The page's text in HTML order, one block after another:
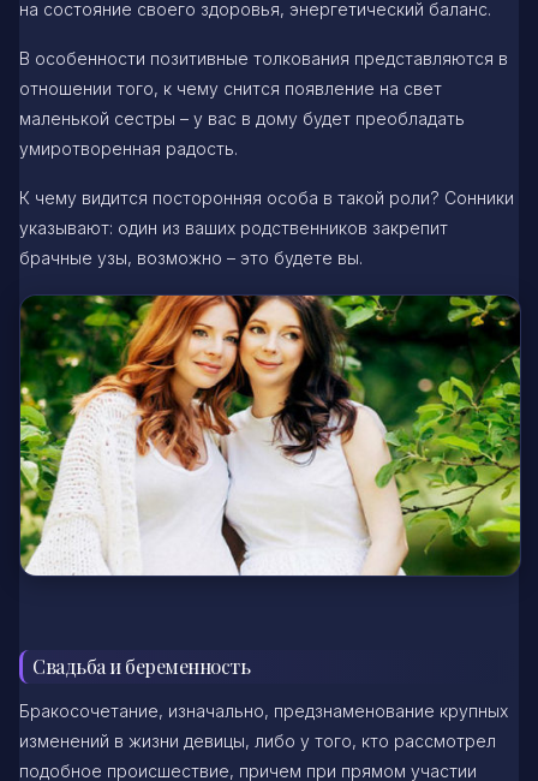
на состояние своего здоровья, энергетический баланс.
В особенности позитивные толкования представляются в
отношении того, к чему снится появление на свет
маленькой сестры – у вас в дому будет преобладать
умиротворенная радость.
К чему видится посторонняя особа в такой роли? Сонники
указывают: один из ваших родственников закрепит
брачные узы, возможно – это будете вы.
Свадьба и беременность
Бракосочетание, изначально, предзнаменование крупных
изменений в жизни девицы, либо у того, кто рассмотрел
подобное происшествие, причем при прямом участии